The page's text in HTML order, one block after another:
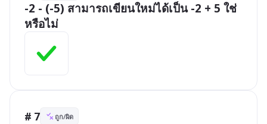
-2 - (-5) สามารถเขียนใหม่ได้เป็น -2 + 5 ใช่
หรือไม่
# 7 ถูก/ผิด